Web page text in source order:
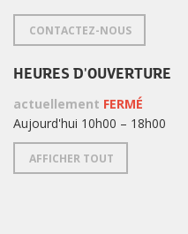
CONTACTEZ-NOUS
HEURES D'OUVERTURE
actuellement FERMÉ
Aujourd'hui 10h00 – 18h00
AFFICHER TOUT